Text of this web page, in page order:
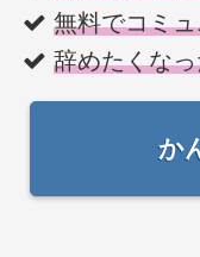
無料でコミ
辞めたくな
か